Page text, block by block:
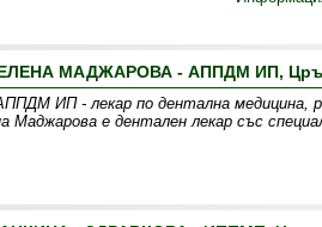
МАДЖАРОВА - АППДМ ИП,
ИП - лекар по дентална медицина,
Маджарова е дентален лекар със